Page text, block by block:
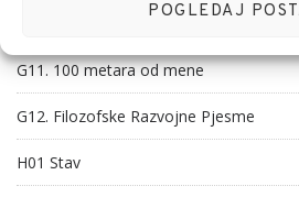
POGLEDAJ
G11. 100 metara od mene
G12. Filozofske Razvojne Pjesme
H01 Stav